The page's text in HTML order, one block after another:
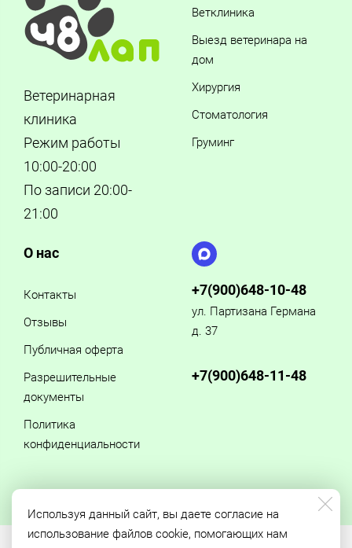
Используя данный сайт, вы даете согласие на
использование файлов cookie, помогающих нам
Ветеринарная
клиника
Режим работы
10:00-20:00
По записи 20:00-
21:00
Ветклиника
Выезд ветеринара на
дом
Хирургия
Стоматология
Груминг
О нас
Контакты
Отзывы
Публичная оферта
Разрешительные
документы
Политика
конфиденциальности
+7(900)648-10-48
ул. Партизана Германа
д. 37
+7(900)648-11-48